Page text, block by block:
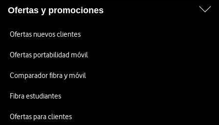
Ofertas y promociones
Ofertas nuevos clientes
Ofertas portabilidad móvil
Comparador fibra y móvil
Fibra estudiantes
Ofertas para clientes